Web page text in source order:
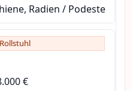
Radien / Podeste
Rollstuhl
€